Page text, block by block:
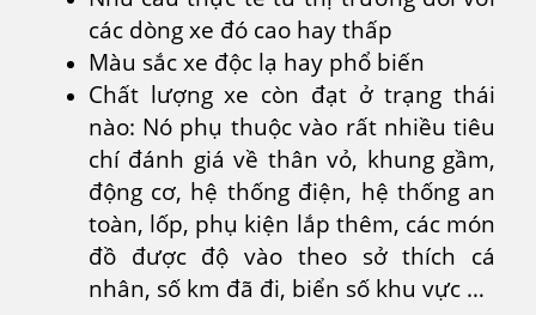
các dòng xe đó cao hay thấp
Màu sắc xe độc lạ hay phổ biến
Chất lượng xe còn đạt ở trạng thái
nào: Nó phụ thuộc vào rất nhiều tiêu
chí đánh giá về thân vỏ, khung gầm,
động cơ, hệ thống điện, hệ thống an
toàn, lốp, phụ kiện lắp thêm, các món
đồ được độ vào theo sở thích cá
nhân, số km đã đi, biển số khu vực …